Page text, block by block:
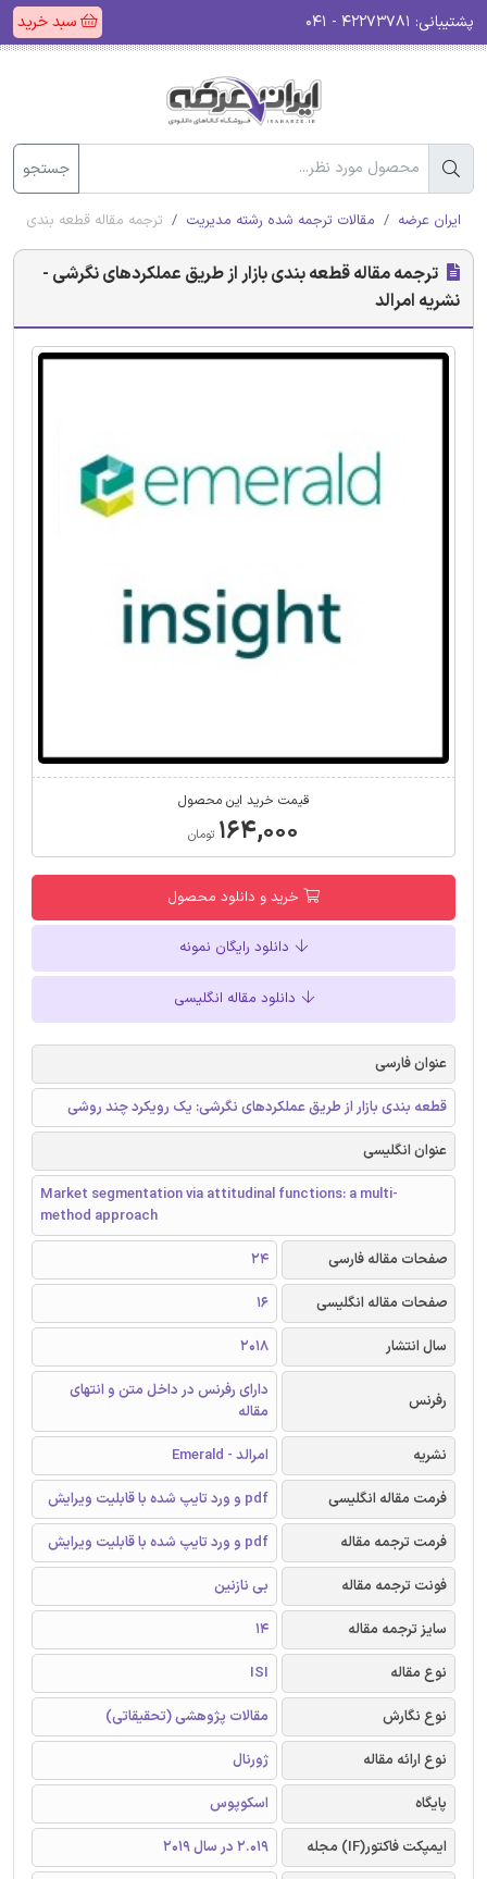
پشتیبانی: سبد خرید
جستجو
ایران عرضه مقالات ترجمه شده رشته مدیریت ترجمه مقاله قطعه بندی
ترجمه مقاله قطعه بندی بازار از طریق عملکردهای نگرشی -
نشریه امرالد
قیمت خرید این محصول
۱۶۴,۰۰۰ تومان
خرید و دانلود محصول
دانلود رایگان نمونه
دانلود مقاله انگلیسی
عنوان فارسی
قطعه بندی بازار از طریق عملکردهای نگرشی: یک رویکرد چند روشی
عنوان انگلیسی
Market segmentation via attitudinal functions: a multi-
method approach
صفحات مقاله فارسی
24
صفحات مقاله انگلیسی
16
سال انتشار
2018
رفرنس
دارای رفرنس در داخل متن و انتهای
مقاله
نشریه
امرالد - Emerald
فرمت مقاله انگلیسی
pdf و ورد تایپ شده با قابلیت ویرایش
فرمت ترجمه مقاله
pdf و ورد تایپ شده با قابلیت ویرایش
فونت ترجمه مقاله
بی نازنین
سایز ترجمه مقاله
14
نوع مقاله
ISI
نوع نگارش
مقالات پژوهشی (تحقیقاتی)
نوع ارائه مقاله
ژورنال
پایگاه
اسکوپوس
ایمپکت فاکتور(IF) مجله
2.019 در سال 2019